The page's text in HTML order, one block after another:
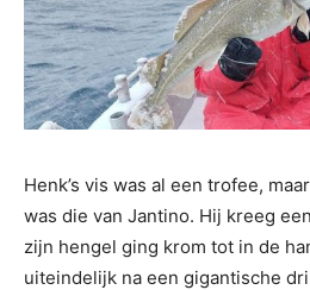
Henk’s vis was al een trofee,
was die van Jantino. Hij kreeg
zijn hengel ging krom tot in de
uiteindelijk na een gigantische